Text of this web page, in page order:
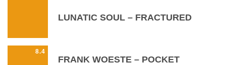
LUNATIC SOUL – FRACTURED
8.4
FRANK WOESTE – POCKET